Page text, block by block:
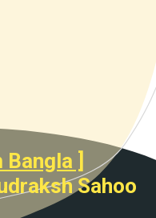
]
Sahoo